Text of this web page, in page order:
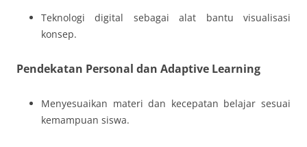
Teknologi digital sebagai alat bantu visualisasi
konsep.
Pendekatan Personal dan Adaptive Learning
Menyesuaikan materi dan kecepatan belajar sesuai
kemampuan siswa.